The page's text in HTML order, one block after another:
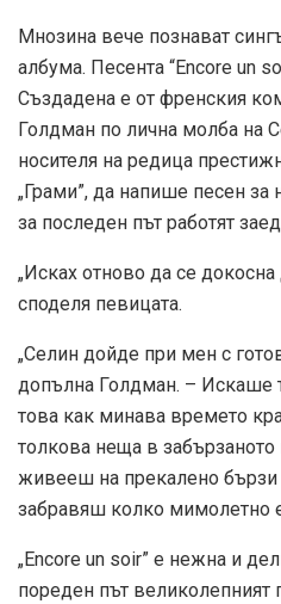
Мнозина вече познават
албума. Песента “Encore un
Създадена е от френския
Голдман по лична молба на
носителя на редица
„Грами”, да напише песен за
за последен път работят
„Исках отново да се
споделя певицата.
„Селин дойде при мен с
допълна Голдман. – Искаше
това как минава времето
толкова неща в
живееш на прекалено бързи
забравяш колко мимолетно
„Encore un soir” е нежна и
пореден път великолепният